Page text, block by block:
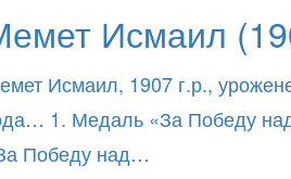
Исмаил
Исмаил, 1907 г.р.,
1. Медаль «За Победу над
Победу над…